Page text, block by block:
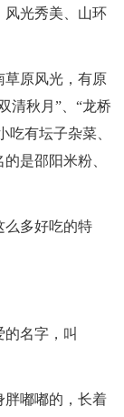
风光秀美、山环
草原风光，有原
清秋月”、“龙桥
有坛子杂菜、
是邵阳米粉、
么多好吃的特
名字，叫
胖嘟嘟的，长着